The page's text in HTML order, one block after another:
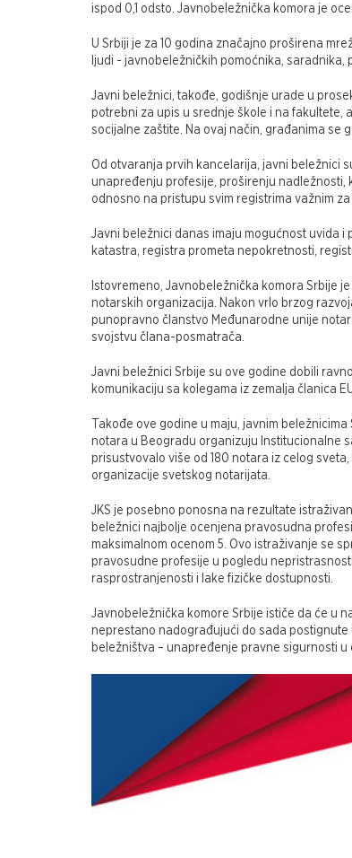
ispod 0,1 odsto. Javnobeležnička komora je
U Srbiji je za 10 godina značajno proširena
ljudi - javnobeležničkih pomoćnika,
Javni beležnici, takođe, godišnje urade u
potrebni za upis u srednje škole i na fakultete,
socijalne zaštite. Na ovaj način, građanima se
Od otvaranja prvih kancelarija, javni beležnici
unapređenju profesije, proširenju nadležnosti,
odnosno na pristupu svim registrima važnim
Javni beležnici danas imaju mogućnost uvida i
katastra, registra prometa nepokretnosti,
Istovremeno, Javnobeležnička komora Srbije
notarskih organizacija. Nakon vrlo brzog
punopravno članstvo Međunarodne unije
svojstvu člana-posmatrača.
Javni beležnici Srbije su ove godine dobili
komunikaciju sa kolegama iz zemalja članica
Takođe ove godine u maju, javnim
notara u Beogradu organizuju Institucionalne
prisustvovalo više od 180 notara iz celog
organizacije svetskog notarijata.
JKS je posebno ponosna na rezultate
beležnici najbolje ocenjena pravosudna
maksimalnom ocenom 5. Ovo istraživanje se
pravosudne profesije u pogledu
rasprostranjenosti i lake fizičke dostupnosti.
Javnobeležnička komore Srbije ističe da će u
neprestano nadograđujući do sada
beležništva – unapređenje pravne sigurnosti u